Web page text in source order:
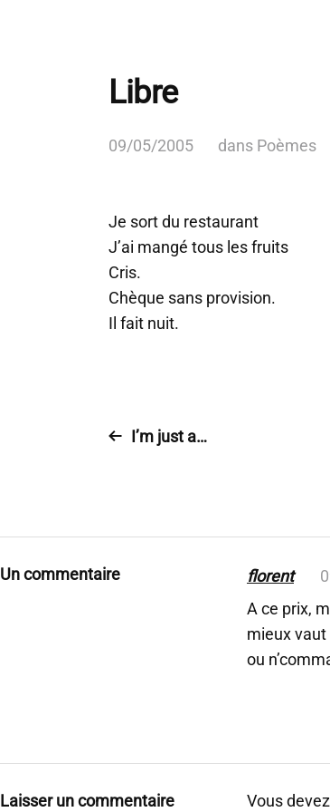
Libre
09/05/2005 dans Poèmes
Je sort du restaurant
J’ai mangé tous les fruits
Cris.
Chèque sans provision.
Il fait nuit.
I’m just a…
Un commentaire florent
A ce prix,
mieux vaut
ou
Laisser un commentaire Vous devez